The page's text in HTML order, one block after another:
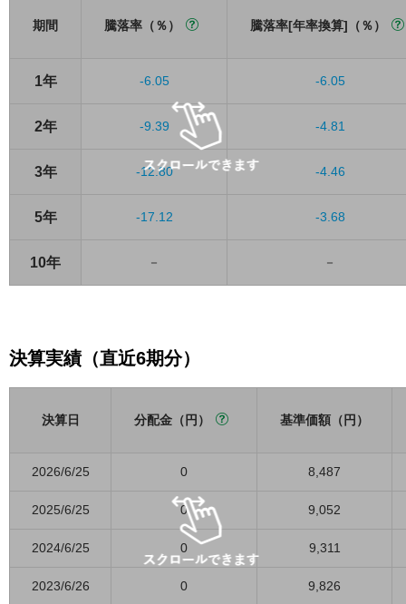
期間 騰落率（％） 騰落率[年率換算]（％）
1年 -6.05 -6.05
2年 -9.39 -4.81
3年 -12.80 -4.46
5年 -17.12 -3.68
10年 － －
決算実績（直近6期分）
決算日 分配金（円） 基準価額（円）
2026/6/25 0 8,487
2025/6/25 0 9,052
2024/6/25 0 9,311
2023/6/26 0 9,826